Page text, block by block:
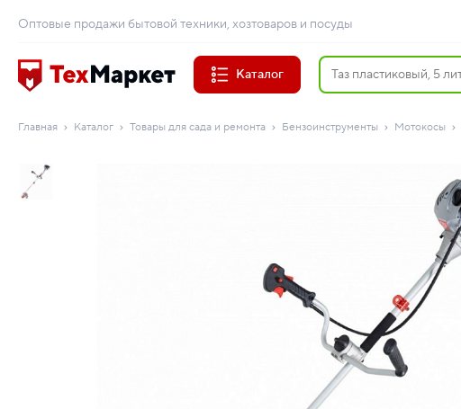
Оптовые продажи бытовой техники, хозтоваров и посуды
Каталог
Главная Каталог Товары для сада и ремонта Бензоинструменты Мотокосы